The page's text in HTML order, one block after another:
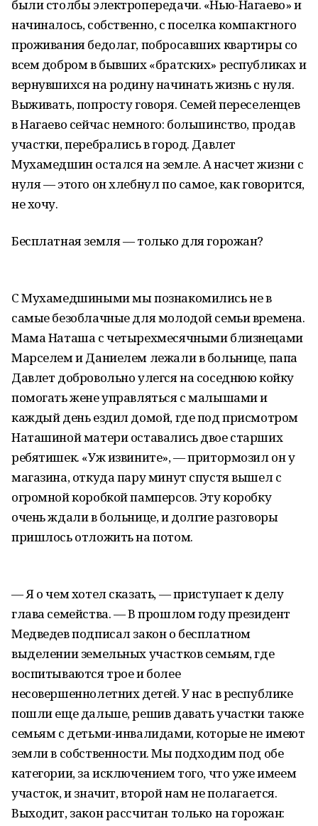
были столбы электропередачи. «Нью-Нагаево» и
начиналось, собственно, с поселка компактного
проживания бедолаг, побросавших квартиры со
всем добром в бывших «братских» республиках и
вернувшихся на родину начинать жизнь с нуля.
Выживать, попросту говоря. Семей переселенцев
в Нагаево сейчас немного: большинство, продав
участки, перебрались в город. Давлет
Мухамедшин остался на земле. А насчет жизни с
нуля — этого он хлебнул по самое, как говорится,
не хочу.
Бесплатная земля — только для горожан?
С Мухамедшиными мы познакомились не в
самые безоблачные для молодой семьи времена.
Мама Наташа с четырехмесячными близнецами
Марселем и Даниелем лежали в больнице, папа
Давлет добровольно улегся на соседнюю койку
помогать жене управляться с малышами и
каждый день ездил домой, где под присмотром
Наташиной матери оставались двое старших
ребятишек. «Уж извините», — притормозил он у
магазина, откуда пару минут спустя вышел с
огромной коробкой памперсов. Эту коробку
очень ждали в больнице, и долгие разговоры
пришлось отложить на потом.
— Я о чем хотел сказать, — приступает к делу
глава семейства. — В прошлом году президент
Медведев подписал закон о бесплатном
выделении земельных участков семьям, где
воспитываются трое и более
несовершеннолетних детей. У нас в республике
пошли еще дальше, решив давать участки также
семьям с детьми-инвалидами, которые не имеют
земли в собственности. Мы подходим под обе
категории, за исключением того, что уже имеем
участок, и значит, второй нам не полагается.
Выходит, закон рассчитан только на горожан: